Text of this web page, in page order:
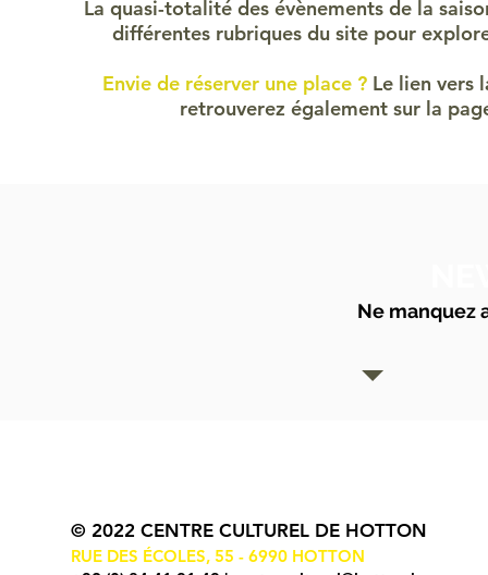
La quasi-totalité des évènements de la
différentes rubriques du site pour
Envie de réserver une place ? Le lien vers
retrouverez également sur la
Ne manquez
© 2022 CENTRE CULTUREL DE HOTTON
RUE DES ÉCOLES, 55 - 6990 HOTTON